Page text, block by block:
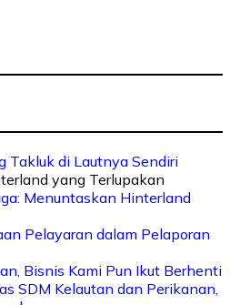
Takluk di Lautnya Sendiri
Menuntaskan Hinterland
Pelayaran dalam Pelaporan
Bisnis Kami Pun Ikut Berhenti
SDM Kelautan dan Perikanan,